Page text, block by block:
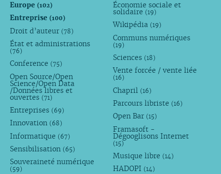
Europe (102)
Entreprise (100)
Droit d’auteur (78)
État et administrations
(76)
Conference (75)
Open Source/Open
Science/Open Data
/Données libres et
ouvertes (71)
Entreprises (69)
Innovation (68)
Informatique (67)
Sensibilisation (65)
Souveraineté numérique
(59)
Économie sociale et
solidaire (19)
Wikipédia (19)
Communs numériques
(19)
Sciences (18)
Vente forcée / vente liée
(16)
Chapril (16)
Parcours libriste (16)
Open Bar (15)
Framasoft -
Dégooglisons Internet
(15)
Musique libre (14)
HADOPI (14)